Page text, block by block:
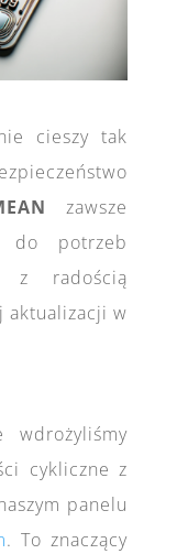
cieszy tak
zawsze
do potrzeb
z radością
aktualizacji w
wdrożyliśmy
cykliczne z
panelu
. To znaczący